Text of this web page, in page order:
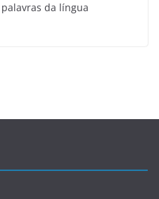
da língua